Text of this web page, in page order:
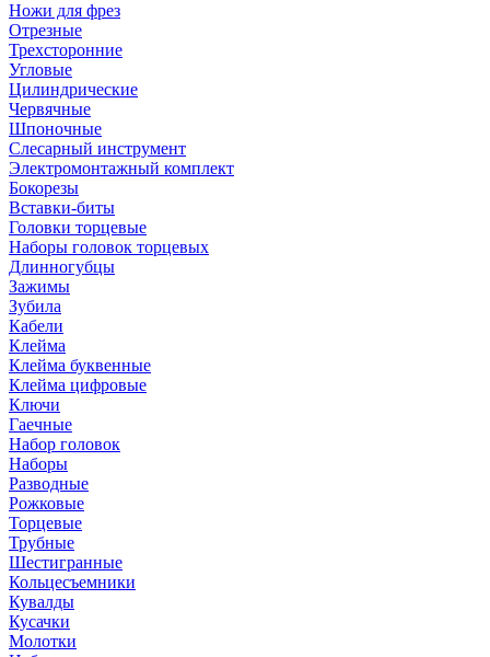
Ножи для фрез
Отрезные
Трехсторонние
Угловые
Цилиндрические
Червячные
Шпоночные
Слесарный инструмент
Электромонтажный комплект
Бокорезы
Вставки-биты
Головки торцевые
Наборы головок торцевых
Длинногубцы
Зажимы
Зубила
Кабели
Клейма
Клейма буквенные
Клейма цифровые
Ключи
Гаечные
Набор головок
Наборы
Разводные
Рожковые
Торцевые
Трубные
Шестигранные
Кольцесъемники
Кувалды
Кусачки
Молотки